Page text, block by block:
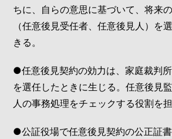
ちに、自らの意思に基づいて、将来
（任意後見受任者、任意後見人）を
きる。
●任意後見契約の効力は、家庭裁判
を選任したときに生じる。任意後見
人の事務処理をチェックする役割を担
●公証役場で任意後見契約の公正証